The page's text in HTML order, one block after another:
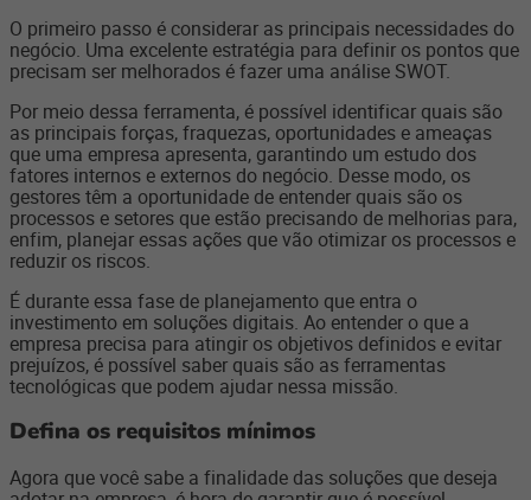
O primeiro passo é considerar as principais necessidades do
negócio. Uma excelente estratégia para definir os pontos que
precisam ser melhorados é fazer uma análise SWOT.
Por meio dessa ferramenta, é possível identificar quais são
as principais forças, fraquezas, oportunidades e ameaças
que uma empresa apresenta, garantindo um estudo dos
fatores internos e externos do negócio. Desse modo, os
gestores têm a oportunidade de entender quais são os
processos e setores que estão precisando de melhorias para,
enfim, planejar essas ações que vão otimizar os processos e
reduzir os riscos.
É durante essa fase de planejamento que entra o
investimento em soluções digitais. Ao entender o que a
empresa precisa para atingir os objetivos definidos e evitar
prejuízos, é possível saber quais são as ferramentas
tecnológicas que podem ajudar nessa missão.
Defina os requisitos mínimos
Agora que você sabe a finalidade das soluções que deseja